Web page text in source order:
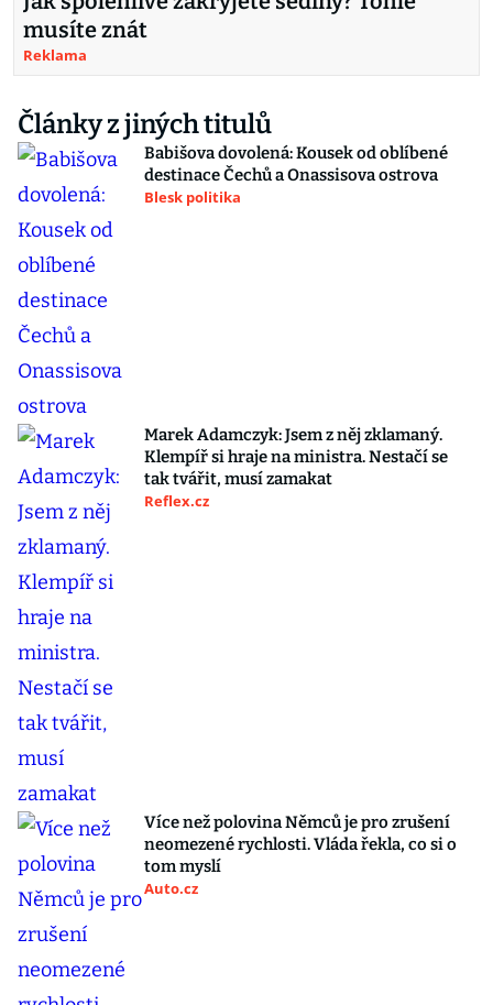
musíte znát
Reklama
Články z jiných titulů
Babišova dovolená: Kousek od oblíbené
destinace Čechů a Onassisova ostrova
Blesk politika
Marek Adamczyk: Jsem z něj zklamaný.
Klempíř si hraje na ministra. Nestačí se
tak tvářit, musí zamakat
Reflex.cz
Více než polovina Němců je pro zrušení
neomezené rychlosti. Vláda řekla, co si o
tom myslí
Auto.cz